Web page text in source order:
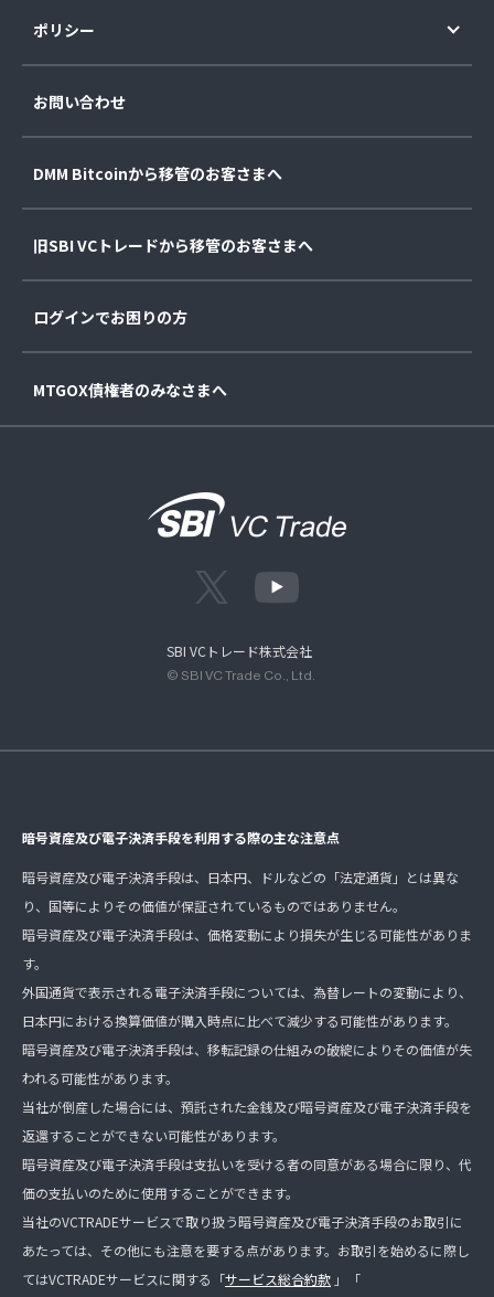
ポリシー
お問い合わせ
DMM Bitcoinから移管のお客さまへ
旧SBI VCトレードから移管のお客さまへ
ログインでお困りの方
MTGOX債権者のみなさまへ
SBI VCトレード株式会社
© SBI VC Trade Co., Ltd.
暗号資産及び電子決済手段を利用する際の主な注意点
暗号資産及び電子決済手段は、日本円、ドルなどの「法定通貨」とは異な
り、国等によりその価値が保証されているものではありません。
暗号資産及び電子決済手段は、価格変動により損失が生じる可能性がありま
す。
外国通貨で表示される電子決済手段については、為替レートの変動により、
日本円における換算価値が購入時点に比べて減少する可能性があります。
暗号資産及び電子決済手段は、移転記録の仕組みの破綻によりその価値が失
われる可能性があります。
当社が倒産した場合には、預託された金銭及び暗号資産及び電子決済手段を
返還することができない可能性があります。
暗号資産及び電子決済手段は支払いを受ける者の同意がある場合に限り、代
価の支払いのために使用することができます。
当社のVCTRADEサービスで取り扱う暗号資産及び電子決済手段のお取引に
あたっては、その他にも注意を要する点があります。お取引を始めるに際し
てはVCTRADEサービスに関する「サービス総合約款 」「